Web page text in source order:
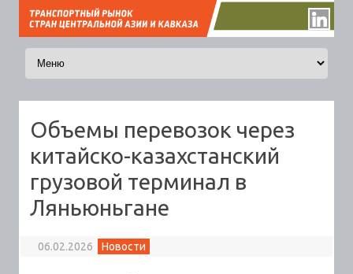
Перейти к содержимому
Объемы перевозок через
китайско-казахстанский
грузовой терминал в
Ляньюньгане
06.02.2026 Новости